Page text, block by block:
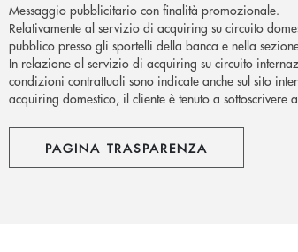
Messaggio pubblicitario con finalità promozionale.
Relativamente al servizio di acquiring su circuito
pubblico presso gli sportelli della banca e nella
In relazione al servizio di acquiring su circuito
condizioni contrattuali sono indicate anche sul sito
acquiring domestico, il cliente è tenuto a
PAGINA TRASPARENZA